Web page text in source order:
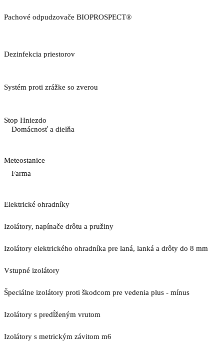
Pachové odpudzovače BIOPROSPECT®
Dezinfekcia priestorov
Systém proti zrážke so zverou
Stop Hniezdo
Domácnosť a dielňa
Meteostanice
Farma
Elektrické ohradníky
Izolátory, napínače drôtu a pružiny
Izolátory elektrického ohradníka pre laná, lanká a drôty do 8 mm
Vstupné izolátory
Špeciálne izolátory proti škodcom pre vedenia plus - mínus
Izolátory s predĺženým vrutom
Izolátory s metrickým závitom m6